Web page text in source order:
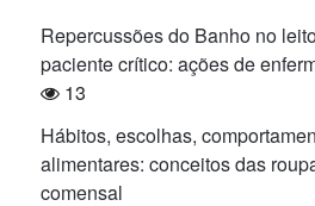
Repercussões do Banho no
paciente crítico: ações de
13
Hábitos, escolhas,
alimentares: conceitos das
comensal